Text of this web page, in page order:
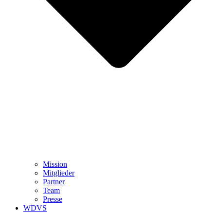
Mission
Mitglieder
Partner
Team
Presse
WDVS